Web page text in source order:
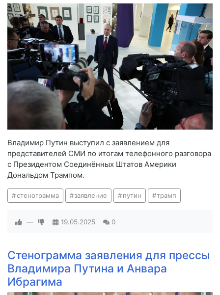
Владимир Путин выступил с заявлением для
представителей СМИ по итогам телефонного разговора
с Президентом Соединённых Штатов Америки
Дональдом Трампом.
стенограмма заявление путин трамп
— 19.05.2025 0
Стенограмма заявления для прессы
Владимира Путина и Анвара
Ибрагима